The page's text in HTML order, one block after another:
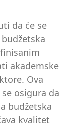
da će se
akademske
Ova
osigura da
budžetska
kvalitet